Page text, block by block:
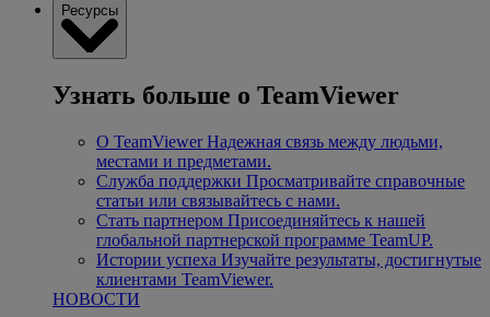
Ресурсы
Узнать больше о TeamViewer
О TeamViewer Надежная связь между людьми,
местами и предметами.
Служба поддержки Просматривайте справочные
статьи или связывайтесь с нами.
Стать партнером Присоединяйтесь к нашей
глобальной партнерской программе TeamUP.
Истории успеха Изучайте результаты, достигнутые
клиентами TeamViewer.
НОВОСТИ